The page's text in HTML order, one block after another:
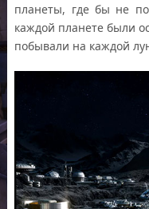
планеты, где бы не
каждой планете были
побывали на каждой